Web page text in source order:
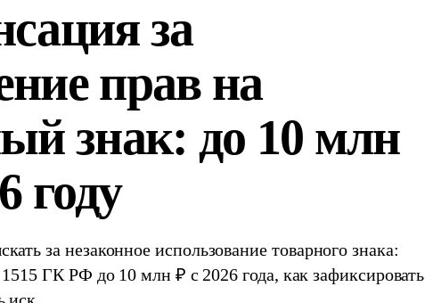
за
прав на
знак: до 10 млн
году
за незаконное использование товарного знака:
ГК РФ до 10 млн ₽ с 2026 года, как зафиксировать